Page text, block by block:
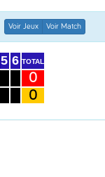
Voir Jeux Voir Match
5 6 TOTAL
0
0